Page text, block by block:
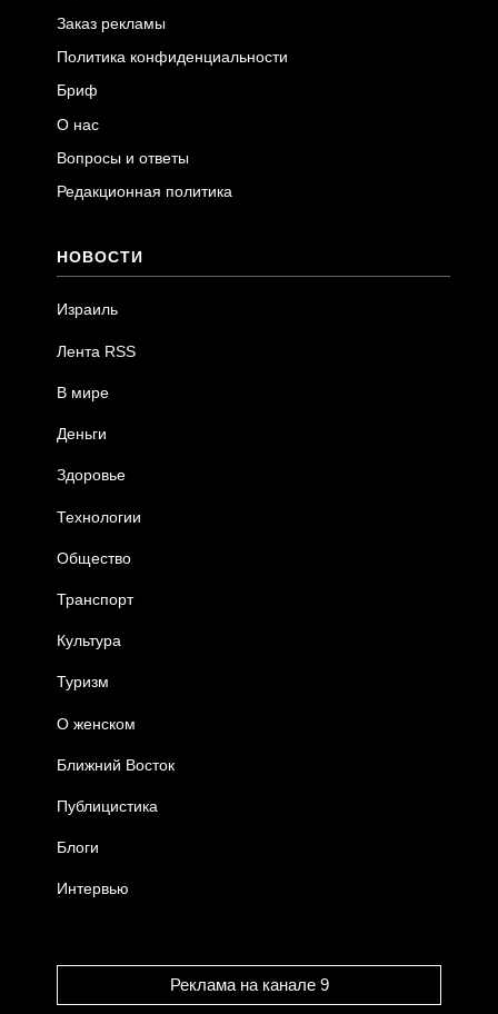
Заказ рекламы
Политика конфиденциальности
Бриф
О нас
Вопросы и ответы
Редакционная политика
НОВОСТИ
Израиль
Лента RSS
В мире
Деньги
Здоровье
Технологии
Общество
Транспорт
Культура
Туризм
О женском
Ближний Восток
Публицистика
Блоги
Интервью
Реклама на канале 9